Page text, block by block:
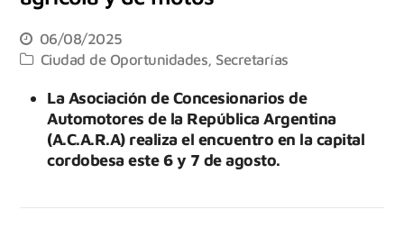
06/08/2025
Ciudad de Oportunidades Secretarías
La Asociación de Concesionarios de
Automotores de la República Argentina
(A.C.A.R.A) realiza el encuentro en la capital
cordobesa este 6 y 7 de agosto.